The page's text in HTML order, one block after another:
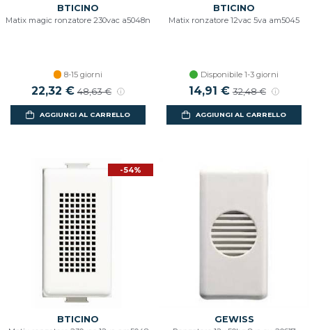
BTICINO
Matix magic ronzatore 230vac a5048n
8-15 giorni
Prezzo scontato
22,32 € Prezzo di listino
48,63 €
AGGIUNGI AL CARRELLO
BTICINO
Matix ronzatore 12vac 5va am5045
Disponibile 1-3 giorni
Prezzo scontato
14,91 € Prezzo di listino
32,48 €
AGGIUNGI AL CARRELLO
-54%
BTICINO GEWISS